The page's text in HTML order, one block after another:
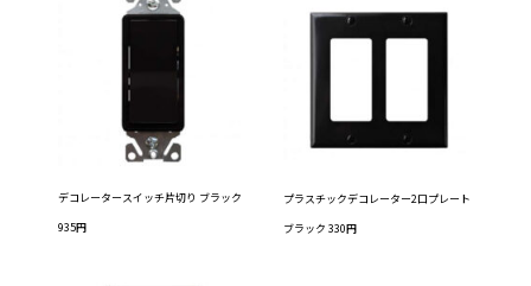
デコレータースイッチ片切り ブラック
935円
プラスチックデコレーター2口プレート
ブラック 330円